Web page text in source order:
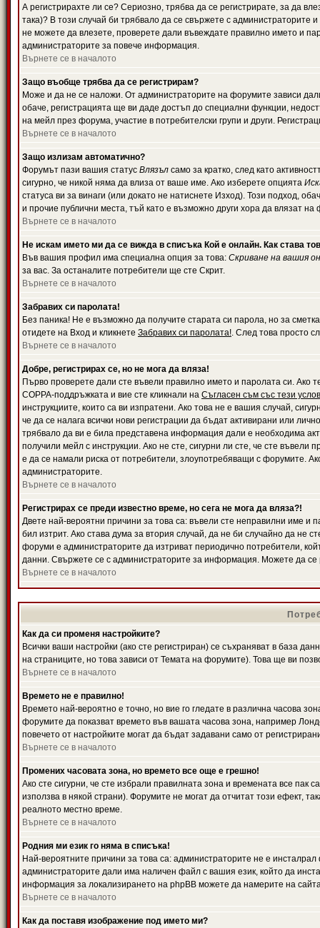
А регистрирахте ли се? Сериозно, трябва да се регистрирате, за да
така)? В този случай би трябвало да се свържете с администраторите
не можете да влезете, проверете дали въвеждате правилно името и
администраторите за повече информация.
Върнете се в началото
Защо въобще трябва да се регистрирам?
Може и да не се наложи. От администраторите на форумите зависи
обаче, регистрацията ще ви даде достъп до специални функции,
на мейл през форума, участие в потребителски групи и други.
Върнете се в началото
Защо излизам автоматично?
Форумът пази вашия статус Влязъл само за кратко, след като
сигурно, че никой няма да влиза от ваше име. Ако изберете опцията
статуса ви за винаги (или докато не натиснете Изход). Този подход,
и прочие публични места, тъй като е възможно други хора да влязат
Върнете се в началото
Не искам името ми да се вижда в списъка Кой е онлайн. Как става
Във вашия профил има специална опция за това: Скриване на вашия
за вас. За останалите потребители ще сте Скрит.
Върнете се в началото
Забравих си паролата!
Без паника! Не е възможно да получите старата си парола, но за
отидете на Вход и кликнете Забравих си паролата!. След това просто
Върнете се в началото
Добре, регистрирах се, но не мога да вляза!
Първо проверете дали сте въвели правилно името и паролата си. Ако
COPPA-поддръжката и вие сте кликнали на Съгласен съм със тези
инструкциите, които са ви изпратени. Ако това не е вашия случай,
че да се налага всички нови регистрации да бъдат активирани или
трябвало да ви е била представена информация дали е необходима
получили мейл с инструкции. Ако не сте, сигурни ли сте, че сте
е да се намали риска от потребители, злоупотребяващи с форумите.
администраторите.
Върнете се в началото
Регистрирах се преди известно време, но сега не мога да вляза?!
Двете най-вероятни причини за това са: въвели сте неправилни име и
бил изтрит. Ако става дума за втория случай, да не би случайно да
форуми е администраторите да изтриват периодично потребители,
данни. Свържете се с администраторите за информация. Можете да се
Върнете се в началото
Как да си променя настройките?
Всички ваши настройки (ако сте регистриран) се съхраняват в база
на страниците, но това зависи от Темата на форумите). Това ще ви
Върнете се в началото
Времето не е правилно!
Времето най-вероятно е точно, но вие го гледате в различна часова
форумите да показват времето във вашата часова зона, например
повечето от настройките могат да бъдат задавани само от
Върнете се в началото
Промених часовата зона, но времето все още е грешно!
Ако сте сигурни, че сте избрали правилната зона и времената все
използва в някой страни). Форумите не могат да отчитат този ефект,
реалното местно време.
Върнете се в началото
Родния ми език го няма в списъка!
Най-вероятните причини за това са: администраторите не е
администраторите дали има наличен файл с вашия език, който да
информация за локализирането на phpBB можете да намерите на
Върнете се в началото
Как да поставя изображение под името ми?